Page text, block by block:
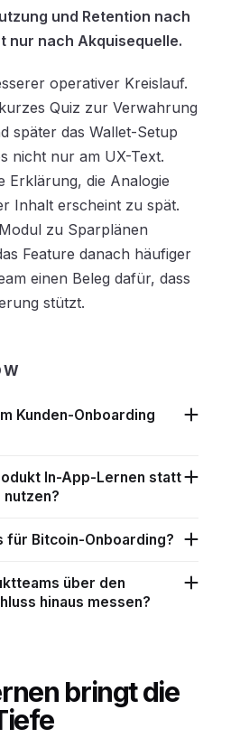
und Retention nach
nur nach Akquisequelle.
operativer Kreislauf.
Quiz zur Verwahrung
später das Wallet-Setup
nicht nur am UX-Text.
Erklärung, die Analogie
Inhalt erscheint zu spät.
zu Sparplänen
Feature danach häufiger
einen Beleg dafür, dass
stützt.
Kunden-Onboarding
In-App-Lernen statt
für Bitcoin-Onboarding?
über den
hinaus messen?
bringt die